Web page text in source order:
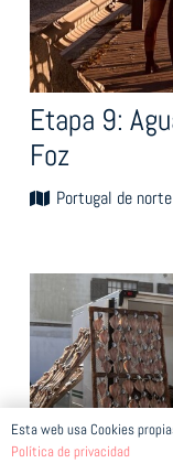
Etapa 9:
Foz
Portugal de
Esta web usa Cookies
Política de privacidad